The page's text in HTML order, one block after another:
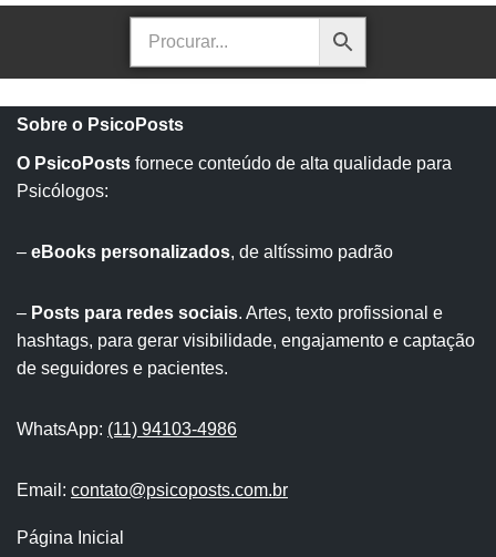
Sobre o PsicoPosts
O PsicoPosts fornece conteúdo de alta qualidade para
Psicólogos:
– eBooks personalizados, de altíssimo padrão
– Posts para redes sociais. Artes, texto profissional e
hashtags, para gerar visibilidade, engajamento e captação
de seguidores e pacientes.
WhatsApp: (11) 94103-4986
Email: contato@psicoposts.com.br
Página Inicial